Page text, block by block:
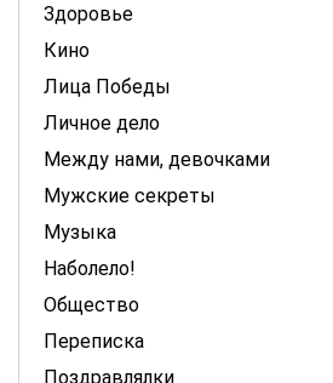
Здоровье
Кино
Лица Победы
Личное дело
Между нами, девочками
Мужские секреты
Музыка
Наболело!
Общество
Переписка
Поздравлялки